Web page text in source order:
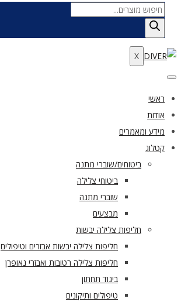
Products
search
X
ראשי
אודות
מידע ומאמרים
קטלוג
ביטוחים/שוברי מתנה
ביטוחי צלילה
שוברי מתנה
מבצעים
חליפות צלילה יבשות
חליפות צלילה יבשות אבזרים וטיפולים
חליפות צלילה רטובות ואבזרי נאופרן
ביגוד תחתון
טיפולים ותיקונים